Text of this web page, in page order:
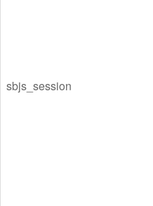
sbjs_session